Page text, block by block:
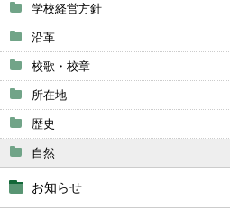
学校経営方針
沿革
校歌・校章
所在地
歴史
自然
お知らせ